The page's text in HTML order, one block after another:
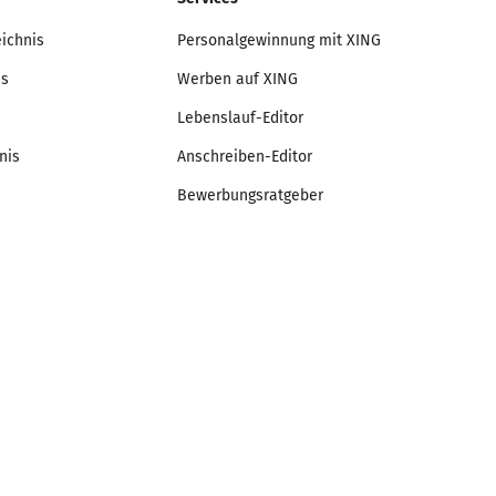
Personalgewinnung mit XING
Werben auf XING
Lebenslauf-Editor
Anschreiben-Editor
Bewerbungsratgeber